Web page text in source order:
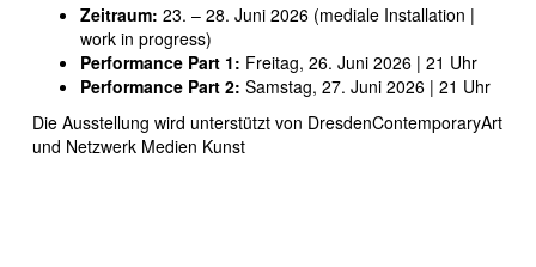
Zeitraum: 23. – 28. Juni 2026 (mediale Installation |
work in progress)
Performance Part 1: Freitag, 26. Juni 2026 | 21 Uhr
Performance Part 2: Samstag, 27. Juni 2026 | 21 Uhr
Die Ausstellung wird unterstützt von DresdenContemporaryArt
und Netzwerk Medien Kunst